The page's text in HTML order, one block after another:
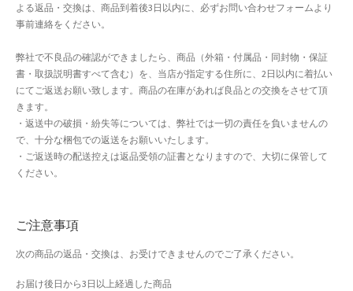
カート
クイック注文フォーム
クリスマス特集
サマーセール
セール
よる返品・交換は、商品到着後3日以内に、必ずお問い合わせフォームより
事前連絡をください。
弊社で不良品の確認ができましたら、商品（外箱・付属品・同封物・保証
書・取扱説明書すべて含む）を、当店が指定する住所に、2日以内に着払い
にてご返送お願い致します。商品の在庫があれば良品との交換をさせて頂
きます。
・返送中の破損・紛失等については、弊社では一切の責任を負いませんの
で、十分な梱包での返送をお願いいたします。
・ご返送時の配送控えは返品受領の証書となりますので、大切に保管して
ください。
ご注意事項
次の商品の返品・交換は、お受けできませんのでご了承ください。
お届け後日から3日以上経過した商品